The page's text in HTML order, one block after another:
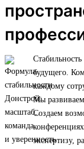
будущего.
каждому
Мы развиваем
Создаем
экспертизу,